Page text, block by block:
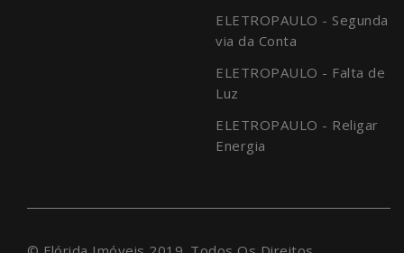
ELETROPAULO - Segunda
via da Conta
ELETROPAULO - Falta de
Luz
ELETROPAULO - Religar
Energia